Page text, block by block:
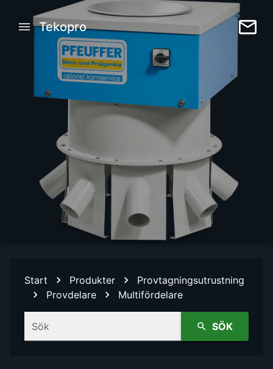
Tekopro
Start Produkter
Provtagningsutrustning
Provdelare
Multifördelare
Sök SÖK